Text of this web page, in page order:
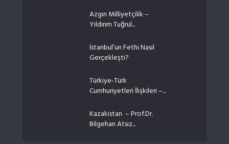
Azgın Milliyetçilik –
Yıldırım Tuğrul...
İstanbul’un Fethi Nasıl
Gerçekleşti?
Türkiye-Türk
Cumhuriyetleri İlişkileri –...
Kazakistan – Prof.Dr.
Bilgehan Atsız...